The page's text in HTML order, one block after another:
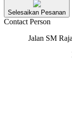
Selesaikan Pesanan
Contact Person
Jalan SM